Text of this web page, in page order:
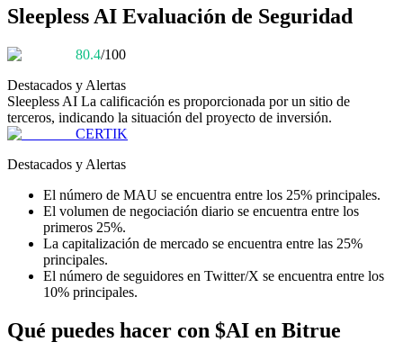
Información
Análisis de big data que incluye información comercial, etc.
Guía
Sleepless AI Evaluación de Seguridad
80.4/100
Destacados y Alertas
Sleepless AI La calificación es proporcionada por un sitio de
terceros, indicando la situación del proyecto de inversión.
CERTIK
Destacados y Alertas
El número de MAU se encuentra entre los 25% principales.
El volumen de negociación diario se encuentra entre los
primeros 25%.
La capitalización de mercado se encuentra entre las 25%
principales.
El número de seguidores en Twitter/X se encuentra entre los
10% principales.
Qué puedes hacer con $AI en Bitrue